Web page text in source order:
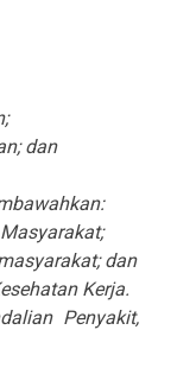
dan
dan
Kerja.
Penyakit,